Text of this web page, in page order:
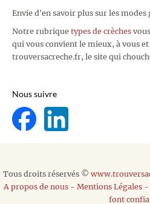
Envie d'en savoir plus sur les modes
Notre rubrique types de crèches
qui vous convient le mieux, à vous
trouversacreche.fr, le site qui
Nous suivre
Tous droits réservés ©
A propos de nous- Mentions Légales-
font